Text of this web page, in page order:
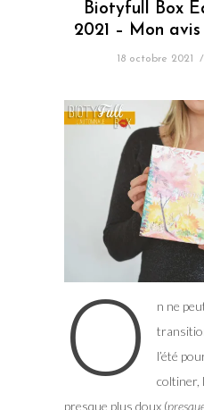
Biotyfull Box
2021 – Mon
18 octobre 2021 /
O
n ne
l’été
coltiner,
presque plus doux (